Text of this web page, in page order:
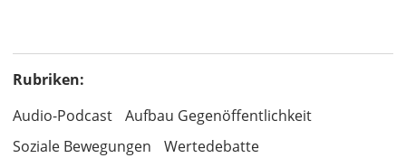
Rubriken:
Audio-Podcast
Aufbau Gegenöffentlichkeit
Soziale Bewegungen
Wertedebatte